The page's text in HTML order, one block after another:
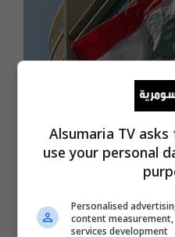
نداء من السفارة
Alsumaria TV
use your personal
Personalised
content
services development